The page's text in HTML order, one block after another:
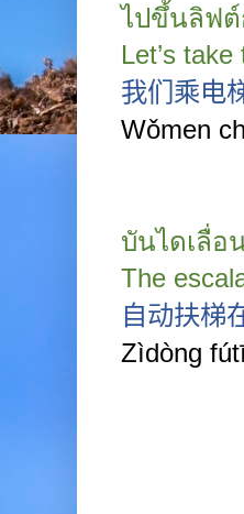
ไปขึ้นลิฟต์
Let’s
我们乘电
Wǒmen
บันไดเลื่อ
The
自动扶梯
Zìdòng